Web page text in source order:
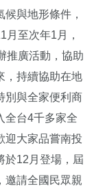
與地形條件，
月至次年1月，
推廣活動，協助
，持續協助在地
別與全家便利商
全台4千多家全
迎大家品嘗南投
於12月登場，屆
邀請全國民眾親